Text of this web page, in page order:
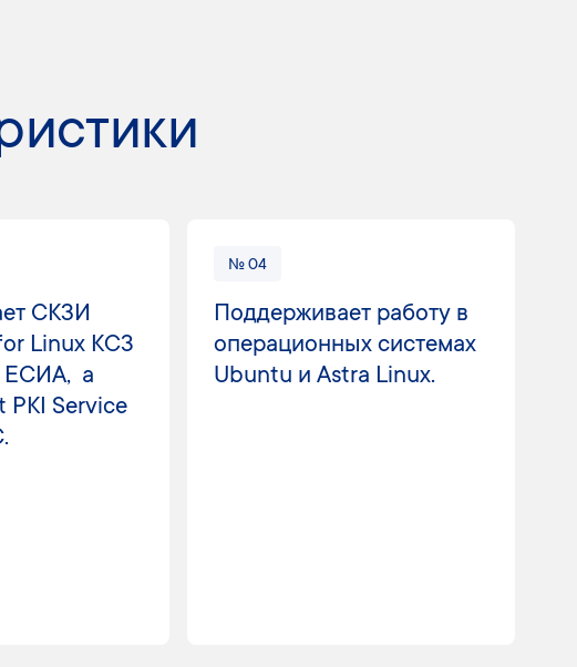
СКЗИ
Linux KC3
а
PKI Service
№ 04
Поддерживает работу в
операционных системах
Ubuntu и Astra Linux.